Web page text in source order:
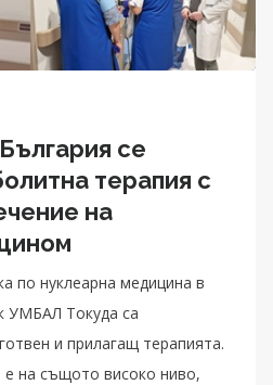
се
терапия с
на
по нуклеарна медицина в
УМБАЛ Токуда са
и прилагащ терапията.
е на същото високо ниво,